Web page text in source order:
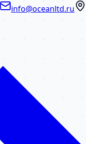
info@oceanltd.ru